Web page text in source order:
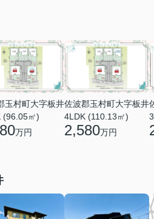
玉村町大字板井
(96.05㎡)
万円
佐波郡玉村町大字板井
4LDK (110.13㎡)
2,580万円